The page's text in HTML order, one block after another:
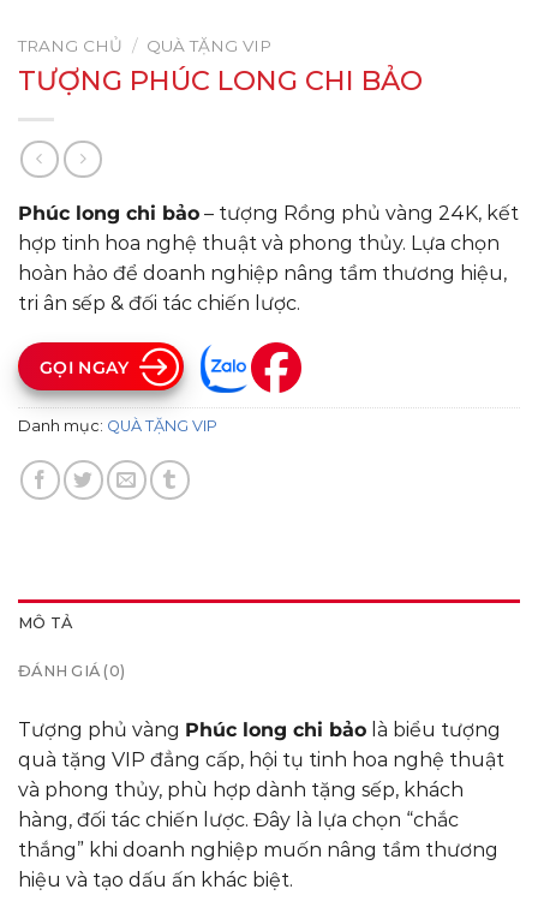
TRANG CHỦ / QUÀ TẶNG VIP
TƯỢNG PHÚC LONG CHI BẢO
Phúc long chi bảo – tượng Rồng phủ vàng 24K, kết
hợp tinh hoa nghệ thuật và phong thủy. Lựa chọn
hoàn hảo để doanh nghiệp nâng tầm thương hiệu,
tri ân sếp & đối tác chiến lược.
GỌI NGAY
Danh mục: QUÀ TẶNG VIP
MÔ TẢ
ĐÁNH GIÁ (0)
Tượng phủ vàng Phúc long chi bảo là biểu tượng
quà tặng VIP đẳng cấp, hội tụ tinh hoa nghệ thuật
và phong thủy, phù hợp dành tặng sếp, khách
hàng, đối tác chiến lược. Đây là lựa chọn “chắc
thắng” khi doanh nghiệp muốn nâng tầm thương
hiệu và tạo dấu ấn khác biệt.